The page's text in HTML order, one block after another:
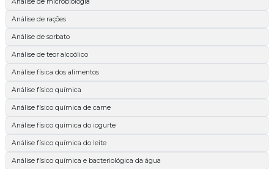
Análise de microbiologia
Análise de rações
Análise de sorbato
Análise de teor alcoólico
Análise física dos alimentos
Análise físico química
Análise físico química de carne
Análise físico química do iogurte
Análise físico química do leite
Análise físico química e bacteriológica da água